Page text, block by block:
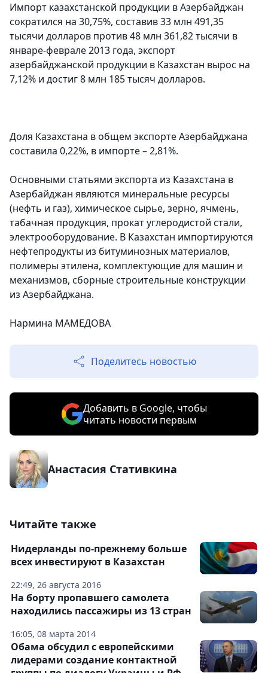
Импорт казахстанской продукции в Азербайджан
сократился на 30,75%, составив 33 млн 491,35
тысячи долларов против 48 млн 361,82 тысячи в
январе-феврале 2013 года, экспорт
азербайджанской продукции в Казахстан вырос на
7,12% и достиг 8 млн 185 тысяч долларов.
Доля Казахстана в общем экспорте Азербайджана
составила 0,22%, в импорте – 2,81%.
Основными статьями экспорта из Казахстана в
Азербайджан являются минеральные ресурсы
(нефть и газ), химическое сырье, зерно, ячмень,
табачная продукция, прокат углеродистой стали,
электрооборудование. В Казахстан импортируются
нефтепродукты из битуминозных материалов,
полимеры этилена, комплектующие для машин и
механизмов, сборные строительные конструкции
из Азербайджана.
Нармина МАМЕДОВА
Поделитесь новостью
Добавить в Google, чтобы
читать новости первым
Анастасия Стативкина
Читайте также
22:49, 26 августа 2016
Нидерланды по-прежнему больше
всех инвестируют в Казахстан
16:05, 08 марта 2014
На борту пропавшего самолета
находились пассажиры из 13 стран
Обама обсудил с европейскими
лидерами создание контактной